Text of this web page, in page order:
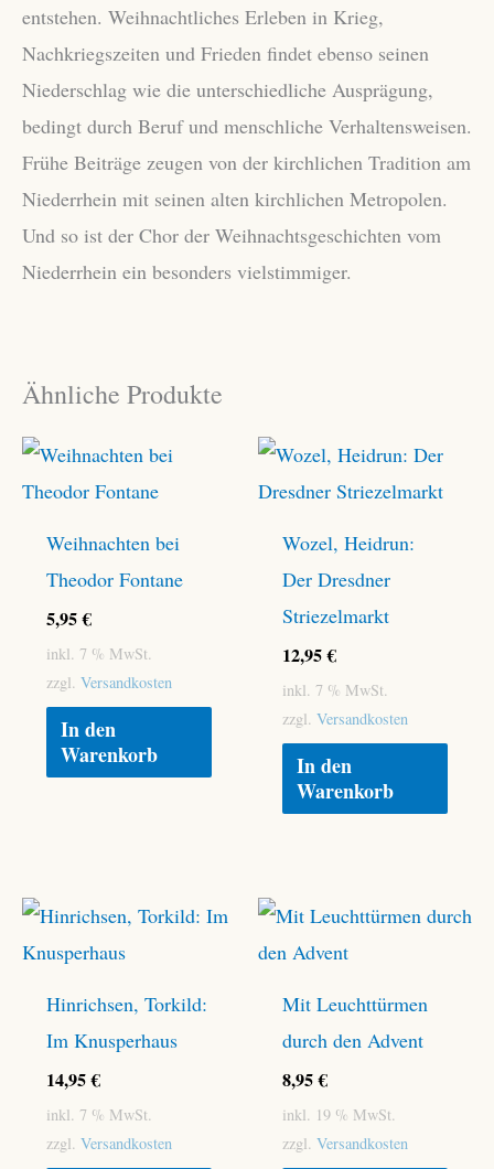
entstehen. Weihnachtliches Erleben in Krieg,
Nachkriegszeiten und Frieden findet ebenso seinen
Niederschlag wie die unterschiedliche Ausprägung,
bedingt durch Beruf und menschliche Verhaltensweisen.
Frühe Beiträge zeugen von der kirchlichen Tradition am
Niederrhein mit seinen alten kirchlichen Metropolen.
Und so ist der Chor der Weihnachtsgeschichten vom
Niederrhein ein besonders vielstimmiger.
Ähnliche Produkte
Weihnachten bei
Theodor Fontane
5,95€
inkl. 7 % MwSt.
zzgl. Versandkosten
In den
Warenkorb
Wozel, Heidrun:
Der Dresdner
Striezelmarkt
12,95€
inkl. 7 % MwSt.
zzgl. Versandkosten
In den
Warenkorb
Hinrichsen, Torkild:
Im Knusperhaus
14,95€
inkl. 7 % MwSt.
zzgl. Versandkosten
Mit Leuchttürmen
durch den Advent
8,95€
inkl. 19 % MwSt.
zzgl. Versandkosten